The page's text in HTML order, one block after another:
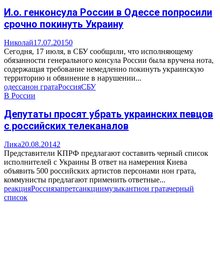
И.о. генконсула России в Одессе попросили
срочно покинуть Украину
Николай17.07.20150
Сегодня, 17 июля, в СБУ сообщили, что исполняющему
обязанности генерального консула России была вручена нота,
содержащая требование немедленно покинуть украинскую
территорию и обвинение в нарушении...
одессанон гратаРоссияСБУ
В России
Депутаты просят убрать украинских певцов
с российских телеканалов
Лика20.08.20142
Представители КПРФ предлагают составить черный список
исполнителей с Украины В ответ на намерения Киева
объявить 500 российских артистов персонами нон грата,
коммунисты предлагают применить ответные...
реакцияРоссиязапретсанкциимузыкантнон гратачерный
список